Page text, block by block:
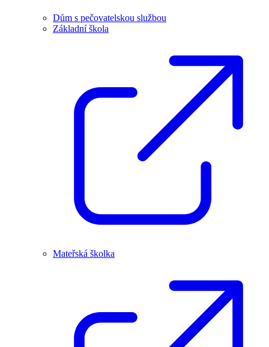
Dům s pečovatelskou službou
Základní škola
Mateřská školka